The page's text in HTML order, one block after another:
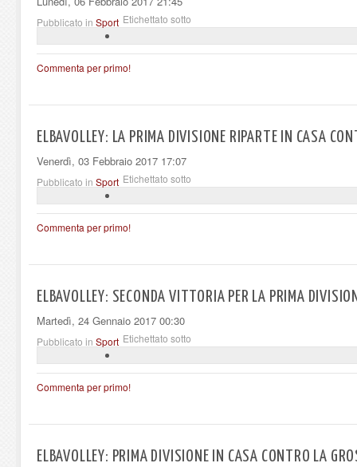
Pubblicato in Sport Etichettato sotto
Commenta per primo!
ELBAVOLLEY: LA PRIMA DIVISIONE RIPARTE IN CASA
Venerdì, 03 Febbraio 2017 17:07
Pubblicato in Sport Etichettato sotto
Commenta per primo!
ELBAVOLLEY: SECONDA VITTORIA PER LA PRIMA
Martedì, 24 Gennaio 2017 00:30
Pubblicato in Sport Etichettato sotto
Commenta per primo!
ELBAVOLLEY: PRIMA DIVISIONE IN CASA CONTRO LA